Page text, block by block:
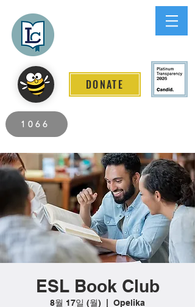
DONATE
1066
ESL Book Club
8월 17일 (월) Opelika